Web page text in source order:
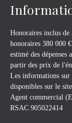
Honoraires inclus
honoraires 380 000
estimé des
partir des prix de
Les informations sur
disponibles sur le
Agent commercial
RSAC 905022414